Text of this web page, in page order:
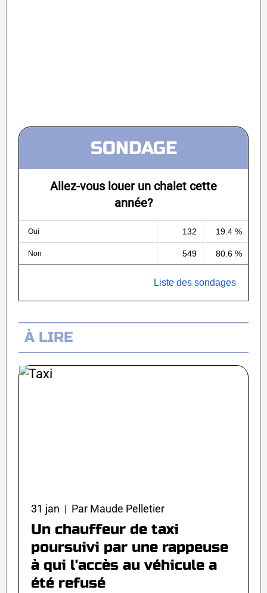
SONDAGE
Allez-vous louer un chalet cette
année?
Oui 132 19.4 %
Non 549 80.6 %
Liste des sondages
À LIRE
31 jan | Par Maude Pelletier
Un chauffeur de taxi
poursuivi par une rappeuse
à qui l'accès au véhicule a
été refusé